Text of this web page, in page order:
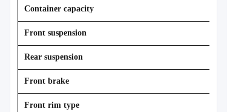
Container capacity
Front suspension
Rear suspension
Front brake
Front rim type